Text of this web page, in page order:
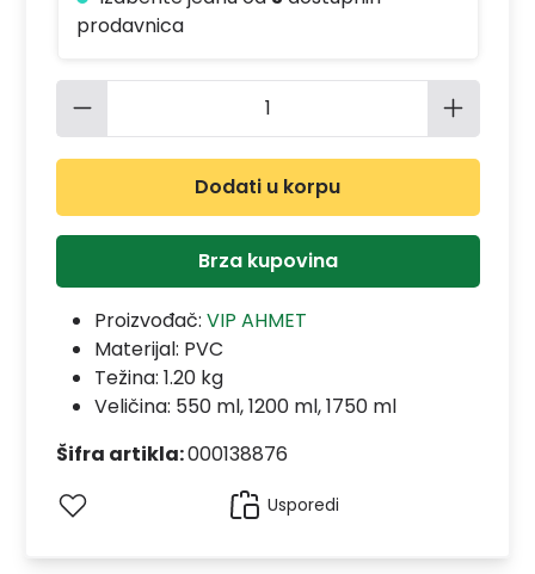
prodavnica
Količina proizvoda: Unesite
Dodati u korpu
Brza kupovina
Proizvođač: VIP AHMET
Materijal: PVC
Težina: 1.20 kg
Veličina: 550 ml, 1200 ml, 1750 ml
Šifra artikla:000138876
Usporedi